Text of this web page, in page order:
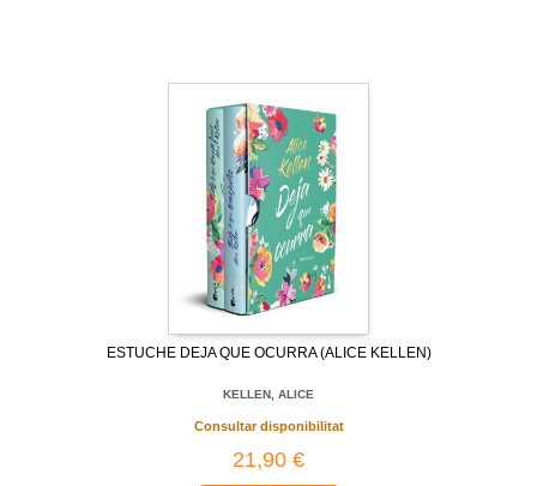
ESTUCHE DEJA QUE OCURRA (ALICE KELLEN)
KELLEN, ALICE
Consultar disponibilitat
21,90 €